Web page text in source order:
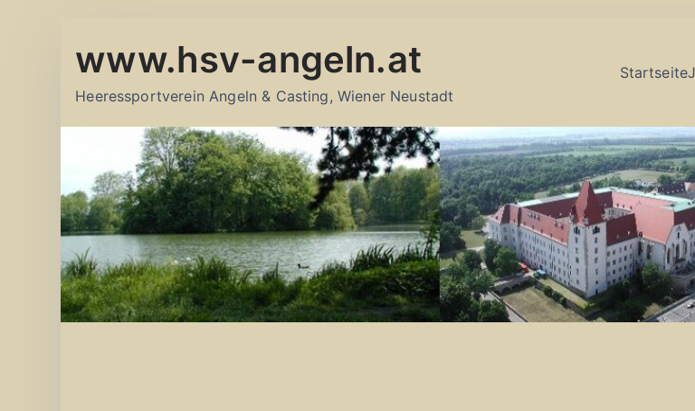
Inhalt
www.hsv-angeln.at
Heeressportverein Angeln & Casting, Wiener Neustadt
Startseite